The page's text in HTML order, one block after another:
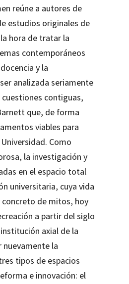
reúne a autores de
estudios originales de
hora de tratar la
contemporáneos
y la
analizada seriamente
contiguas,
que, de forma
viables para
Como
la investigación y
en el espacio total
universitaria, cuya vida
de mitos, hoy
a partir del siglo
axial de la
nuevamente la
tipos de espacios
e innovación: el